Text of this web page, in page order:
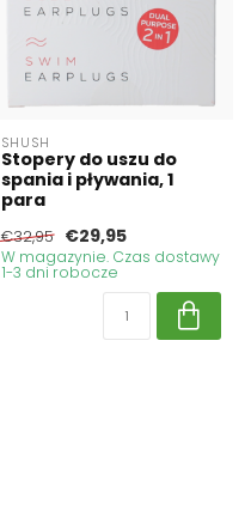
SHUSH
Stopery do uszu do
spania i pływania, 1
para
€32,95 €29,95
W magazynie. Czas dostawy
1-3 dni robocze